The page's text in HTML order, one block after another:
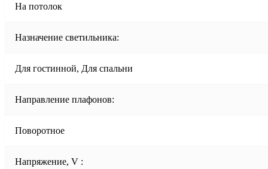
На потолок
Назначение светильника:
Для гостинной, Для спальни
Направление плафонов:
Поворотное
Напряжение, V :